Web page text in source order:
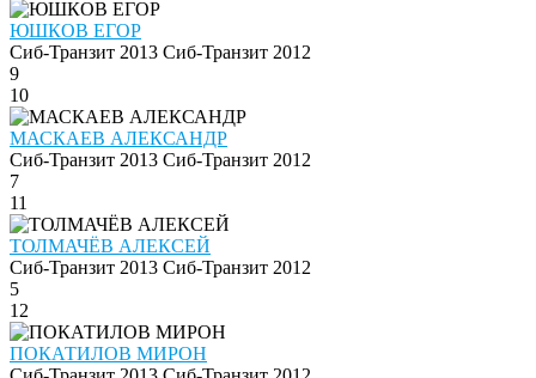
ЮШКОВ ЕГОР
Сиб-Транзит 2013 Сиб-Транзит 2012
9
10
МАСКАЕВ АЛЕКСАНДР
Сиб-Транзит 2013 Сиб-Транзит 2012
7
11
ТОЛМАЧЁВ АЛЕКСЕЙ
Сиб-Транзит 2013 Сиб-Транзит 2012
5
12
ПОКАТИЛОВ МИРОН